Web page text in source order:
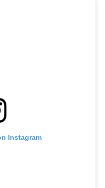
Instagram